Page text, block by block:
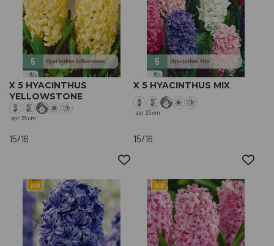
X 5 HYACINTHUS
YELLOWSTONE
apr 25 cm
15/16
X 5 HYACINTHUS MIX
apr 25 cm
15/16